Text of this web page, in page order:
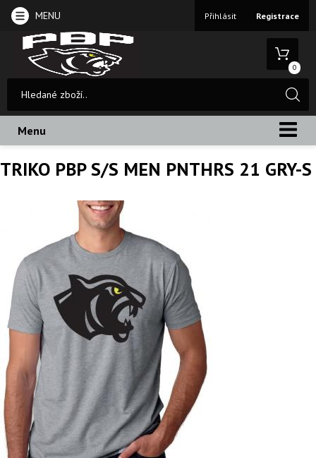
MENU Přihlásit Registrace
0
Menu
TRIKO PBP S/S MEN PNTHRS 21 GRY-S